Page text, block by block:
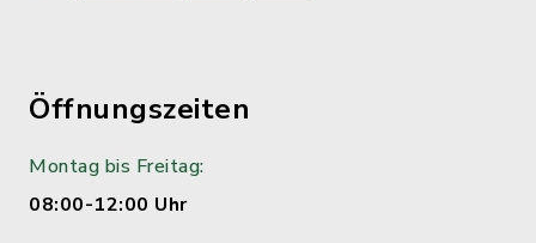
Öffnungszeiten
Montag bis Freitag:
08:00-12:00 Uhr